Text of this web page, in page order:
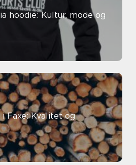
hoodie: Kultur, mode og
Faxe: Kvalitet og